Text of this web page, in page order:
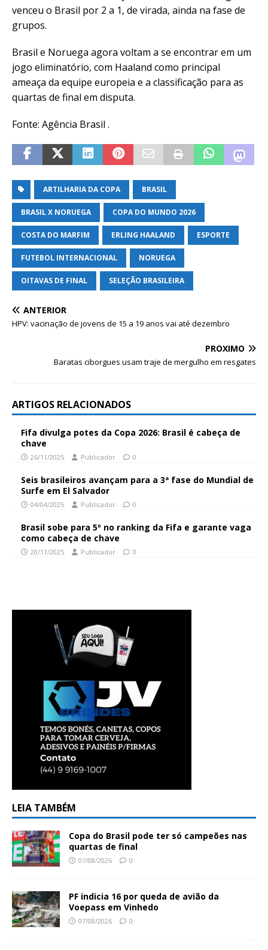
venceu o Brasil por 2 a 1, de virada, ainda na fase de
grupos.
Brasil e Noruega agora voltam a se encontrar em um
jogo eliminatório, com Haaland como principal
ameaça da equipe europeia e a classificação para as
quartas de final em disputa.
Fonte: Agência Brasil .
ARTILHARIA DA COPA BRASIL
BRASIL X NORUEGA COPA DO MUNDO 2026
COSTA DO MARFIM ERLING HAALAND ESPORTE
FUTEBOL INTERNACIONAL NORUEGA
OITAVAS DE FINAL SELEÇÃO BRASILEIRA
ANTERIOR
HPV: vacinação de jovens de 15 a 19 anos vai até dezembro
PRÓXIMO
Baratas ciborgues usam traje de mergulho em resgates
ARTIGOS RELACIONADOS
Fifa divulga potes da Copa 2026: Brasil é cabeça de
chave
26/11/2025 Publicador 0
Seis brasileiros avançam para a 3ª fase do Mundial de
Surfe em El Salvador
04/04/2025 Publicador 0
Brasil sobe para 5º no ranking da Fifa e garante vaga
como cabeça de chave
20/11/2025 Publicador 0
LEIA TAMBÉM
Copa do Brasil pode ter só campeões nas
quartas de final
07/08/2026 0
PF indicia 16 por queda de avião da
Voepass em Vinhedo
07/08/2026 0